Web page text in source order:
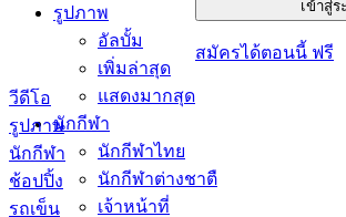
รูปภาพ
อัลบั้ม
เพิ่มล่าสุด
แสดงมากสุด
นักกีฬา
นักกีฬาไทย
นักกีฬาต่างชาตื
เจ้าหน้าที่
สมัครได้ตอนนี้ ฟรี
วีดีโอ
รูปภาพ
นักกีฬา
ช้อปปิ้ง
รถเข็น